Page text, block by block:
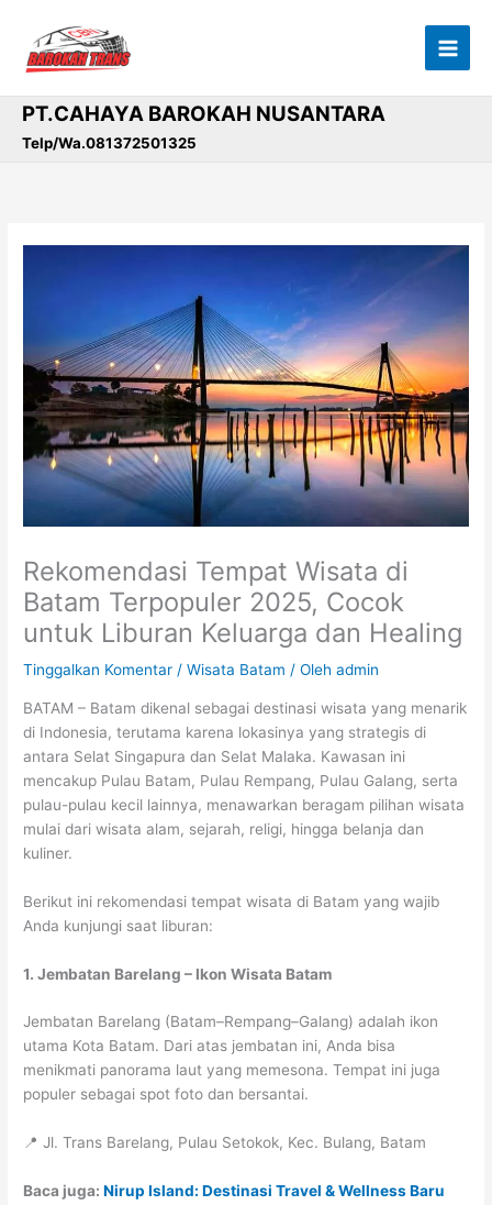
konten
PT.CAHAYA BAROKAH NUSANTARA
Telp/Wa.081372501325
Rekomendasi Tempat Wisata di
Batam Terpopuler 2025, Cocok
untuk Liburan Keluarga dan Healing
Tinggalkan Komentar /Wisata Batam / Olehadmin
BATAM – Batam dikenal sebagai destinasi wisata yang menarik
di Indonesia, terutama karena lokasinya yang strategis di
antara Selat Singapura dan Selat Malaka. Kawasan ini
mencakup Pulau Batam, Pulau Rempang, Pulau Galang, serta
pulau-pulau kecil lainnya, menawarkan beragam pilihan wisata
mulai dari wisata alam, sejarah, religi, hingga belanja dan
kuliner.
Berikut ini rekomendasi tempat wisata di Batam yang wajib
Anda kunjungi saat liburan:
1. Jembatan Barelang – Ikon Wisata Batam
Jembatan Barelang (Batam–Rempang–Galang) adalah ikon
utama Kota Batam. Dari atas jembatan ini, Anda bisa
menikmati panorama laut yang memesona. Tempat ini juga
populer sebagai spot foto dan bersantai.
📍 Jl. Trans Barelang, Pulau Setokok, Kec. Bulang, Batam
Baca juga:Nirup Island: Destinasi Travel & Wellness Baru